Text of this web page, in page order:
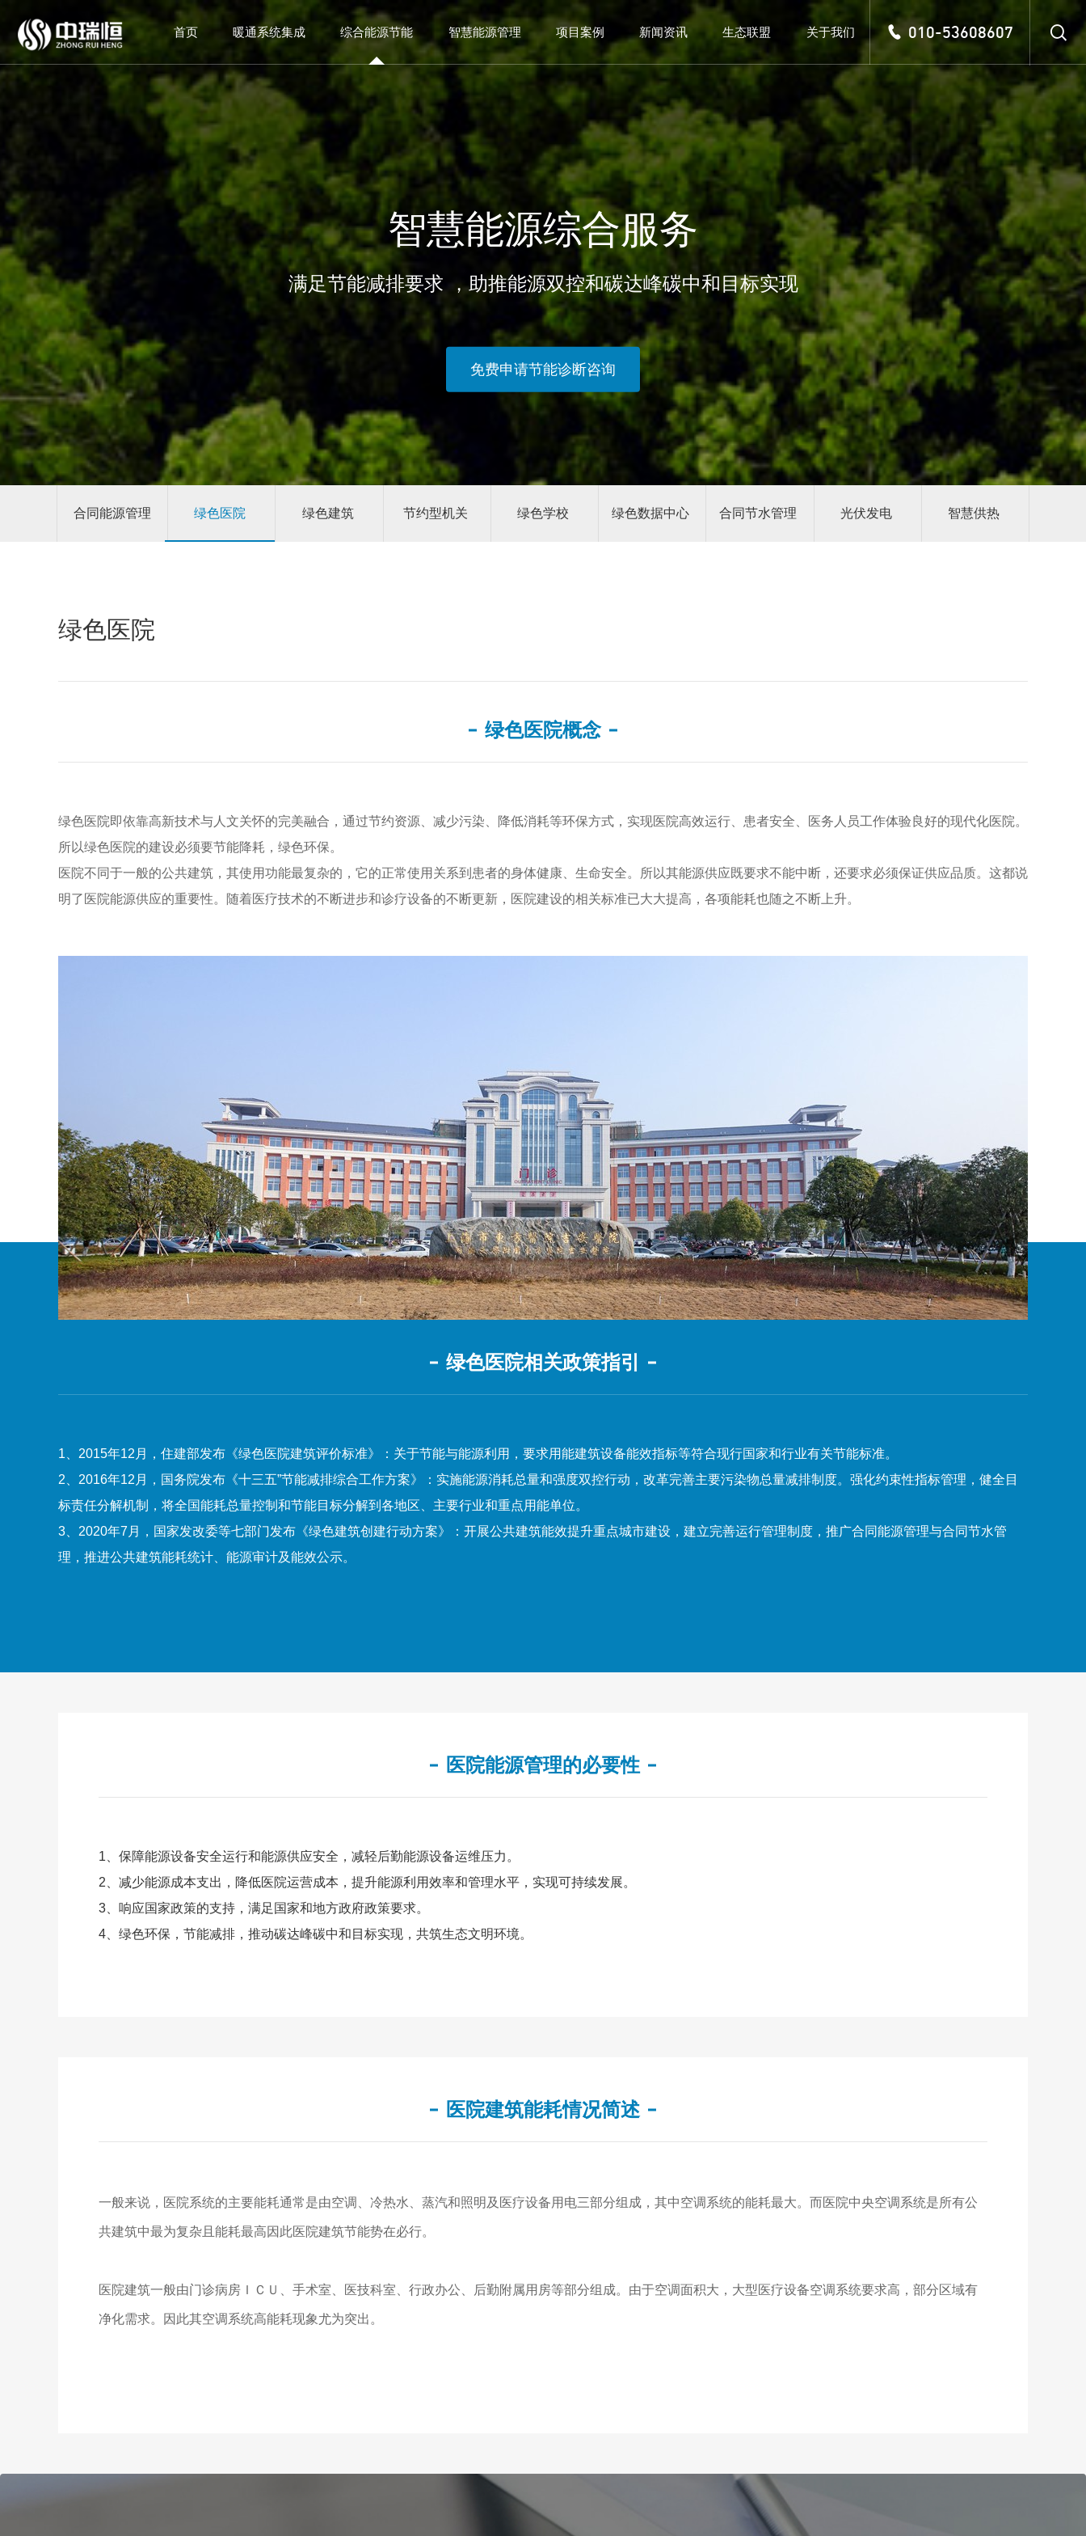
首页 暖通系统集成 综合能源节能 智慧能源管理 项目案例 新闻资讯 生态联盟 关于我们 010-53608607
智慧能源综合服务
满足节能减排要求 ，助推能源双控和碳达峰碳中和 目标实现
免费申请节能诊断咨询
合同能源管理 绿色医院 绿色建筑 节约型机关 绿色学校 绿色数据中心 合同节水管理 光伏发电 智慧供热
绿色医院
绿色医院概念
绿色医院即依靠高新技术与人文关怀的完美融合，通过节约资源、减少污染、降低消耗等环保方式，实现医院高效运行、患者安全、医务人员工作体验良好的现代化医院。
所以绿色医院的建设必须要节能降耗，绿色环保。
医院不同于一般的公共建筑，其使用功能最复杂的，它的正常使用关系到患者的身体健康、生命安全。所以其能源供应既要求不能中断，还要求必须保证供应品质。这都说
明了医院能源供应的重要性。随着医疗技术的不断进步和诊疗设备的不断更新，医院建设的相关标准已大大提高，各项能耗也随之不断上升。
绿色医院相关政策指引
1、2015年12月，住建部发布《绿色医院建筑评价标准》：关于节能与能源利用，要求用能建筑设备能效指标等符合现行国家和行业有关节能标准。
2、2016年12月，国务院发布《十三五”节能减排综合工作方案》：实施能源消耗总量和强度双控行动，改革完善主要污染物总量减排制度。强化约束性指标管理，健全目
标责任分解机制，将全国能耗总量控制和节能目标分解到各地区、主要行业和重点用能单位。
3、2020年7月，国家发改委等七部门发布《绿色建筑创建行动方案》：开展公共建筑能效提升重点城市建设，建立完善运行管理制度，推广合同能源管理与合同节水管
理，推进公共建筑能耗统计、能源审计及能效公示。
医院能源管理的必要性
1、保障能源设备安全运行和能源供应安全，减轻后勤能源设备运维压力。
2、减少能源成本支出，降低医院运营成本，提升能源利用效率和管理水平， 实现可持续发展。
3、响应国家政策的支持，满足国家和地方政府政策要求。
4、绿色环保，节能减排，推动碳达峰碳中和目标实现，共筑生态文明环境。
医院建筑能耗情况简述
一般来说，医院系统的主要能耗通常是由空调、冷热水、蒸汽和照明及医疗设备用电三部分组成，其中空调系统的能耗最大。而医院中央空调系统是所有公
共建筑中最为复杂且能耗最高因此医院建筑节能势在必行。
医院建筑一般由门诊病房ＩＣＵ、手术室、医技科室、行政办公、后勤附属用房等部分组成。由于空调面积大，大型医疗设备空调系统要求高，部分区域有
净化需求。因此其空调系统高能耗现象尤为突出。